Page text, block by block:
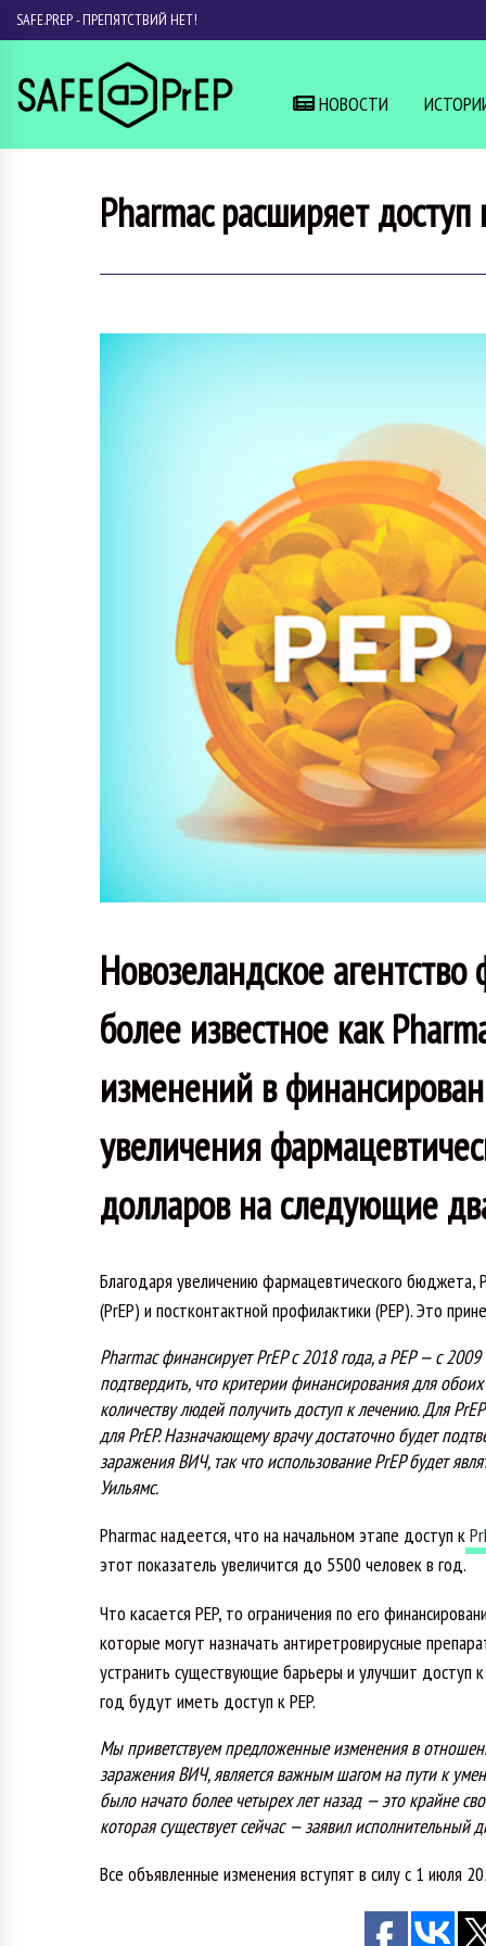
SAFE.PREP - ПРЕПЯТСТВИЙ НЕТ!
НОВОСТИ
Pharmac расширяет доступ
Новозеландское
более известное как
изменений в
увеличения
долларов на следующие
Благодаря увеличению фармацевтического бюджета,
(PrEP) и постконтактной профилактики (PEP). Это
Pharmac финансирует PrEP с 2018 года, а PEP — с
подтвердить, что критерии финансирования для
количеству людей получить доступ к лечению. Для
для PrEP. Назначающему врачу достаточно будет
заражения ВИЧ, так что использование PrEP будет
Уильямс.
Pharmac надеется, что на начальном этапе доступ к
этот показатель увеличится до 5500 человек в год.
Что касается PEP, то ограничения по его
которые могут назначать антиретровирусные
устранить существующие барьеры и улучшит доступ
год будут иметь доступ к PEP.
Мы приветствуем предложенные изменения в
заражения ВИЧ, является важным шагом на пути к
было начато более четырех лет назад — это крайне
которая существует сейчас— заявил исполнительный
Все объявленные изменения вступят в силу с 1 июля